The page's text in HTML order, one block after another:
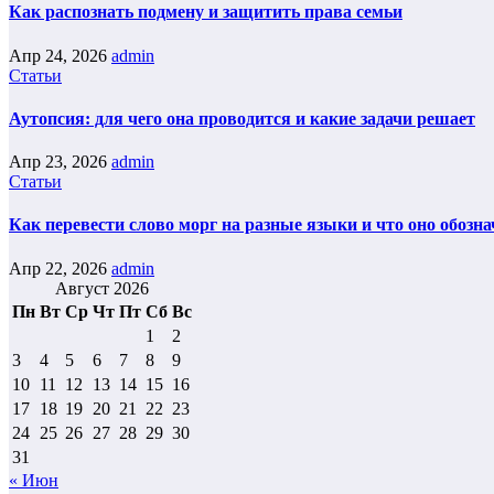
Как распознать подмену и защитить права семьи
Апр 24, 2026 admin
Статьи
Аутопсия: для чего она проводится и какие задачи решает
Апр 23, 2026 admin
Статьи
Как перевести слово морг на разные языки и что оно
Апр 22, 2026 admin
Август 2026
Пн Вт Ср Чт Пт Сб Вс
1
2
3
4 5 6 7 8
9
10 11 12 13 14 15 16
17 18 19 20 21 22 23
24 25 26 27 28 29 30
31
« Июн